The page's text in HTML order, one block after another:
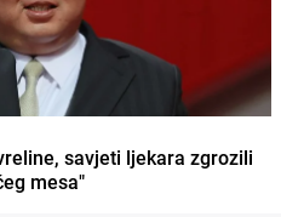
savjeti ljekara zgrozili
mesa"